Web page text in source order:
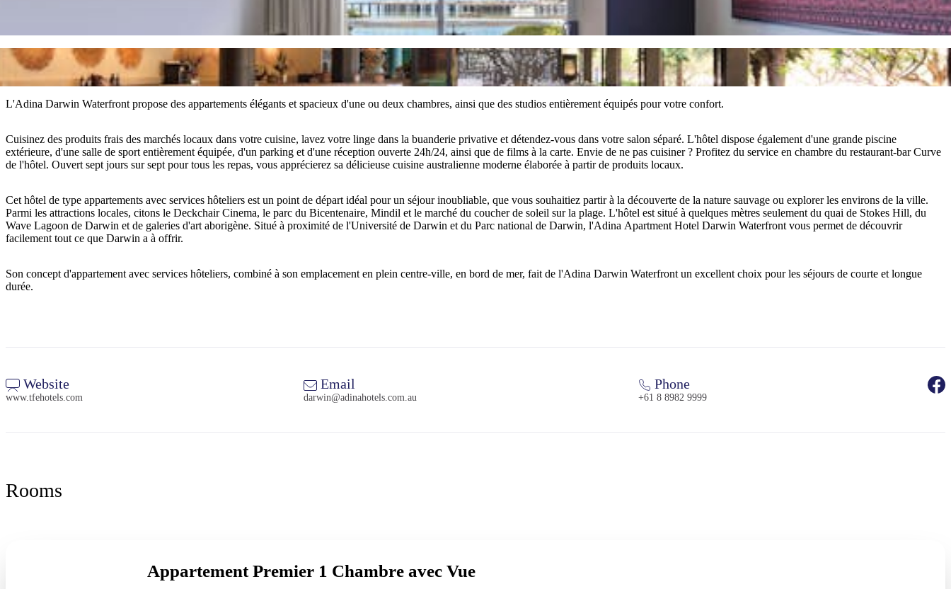
L'Adina Darwin Waterfront propose des appartements élégants et spacieux d'une ou deux chambres, ainsi que des studios entièrement équipés pour votre confort.
Cuisinez des produits frais des marchés locaux dans votre cuisine, lavez votre linge dans la buanderie privative et détendez-vous dans votre salon séparé. L'hôtel dispose également d'une grande piscine
extérieure, d'une salle de sport entièrement équipée, d'un parking et d'une réception ouverte 24h/24, ainsi que de films à la carte. Envie de ne pas cuisiner ? Profitez du service en chambre du restaurant-bar Curve
de l'hôtel. Ouvert sept jours sur sept pour tous les repas, vous apprécierez sa délicieuse cuisine australienne moderne élaborée à partir de produits locaux.
Cet hôtel de type appartements avec services hôteliers est un point de départ idéal pour un séjour inoubliable, que vous souhaitiez partir à la découverte de la nature sauvage ou explorer les environs de la ville.
Parmi les attractions locales, citons le Deckchair Cinema, le parc du Bicentenaire, Mindil et le marché du coucher de soleil sur la plage. L'hôtel est situé à quelques mètres seulement du quai de Stokes Hill, du
Wave Lagoon de Darwin et de galeries d'art aborigène. Situé à proximité de l'Université de Darwin et du Parc national de Darwin, l'Adina Apartment Hotel Darwin Waterfront vous permet de découvrir
facilement tout ce que Darwin a à offrir.
Son concept d'appartement avec services hôteliers, combiné à son emplacement en plein centre-ville, en bord de mer, fait de l'Adina Darwin Waterfront un excellent choix pour les séjours de courte et longue
durée.
Website
www.tfehotels.com
Email
darwin@adinahotels.com.au
Phone
+61 8 8982 9999
Rooms
Appartement Premier 1 Chambre avec Vue